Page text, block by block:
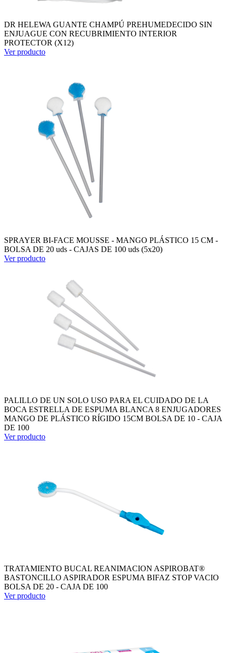
DR HELEWA GUANTE CHAMPÚ PREHUMEDECIDO SIN
ENJUAGUE CON RECUBRIMIENTO INTERIOR
PROTECTOR (X12)
Ver producto
SPRAYER BI-FACE MOUSSE - MANGO PLÁSTICO 15 CM -
BOLSA DE 20 uds - CAJAS DE 100 uds (5x20)
Ver producto
PALILLO DE UN SOLO USO PARA EL CUIDADO DE LA
BOCA ESTRELLA DE ESPUMA BLANCA 8 ENJUGADORES
MANGO DE PLÁSTICO RÍGIDO 15CM BOLSA DE 10 - CAJA
DE 100
Ver producto
TRATAMIENTO BUCAL REANIMACION ASPIROBAT®
BASTONCILLO ASPIRADOR ESPUMA BIFAZ STOP VACIO
BOLSA DE 20 - CAJA DE 100
Ver producto